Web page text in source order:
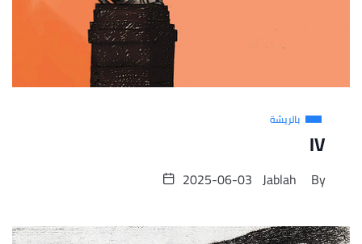
بالريشة
IV
By
Jablah
2025-06-03